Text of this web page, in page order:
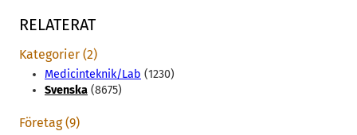
RELATERAT
Kategorier (2)
Medicinteknik/Lab (1230)
Svenska (8675)
Företag (9)